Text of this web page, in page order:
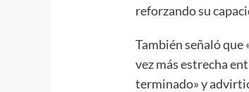
reforzando su
También señaló que
vez más estrecha
terminado» y